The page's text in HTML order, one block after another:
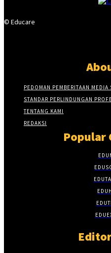
© Educare
PEDOMAN PEMBERITAAN MEDIA
STANDAR PERLINDUNGAN
TENTANG KAMI
REDAKSI
Popular